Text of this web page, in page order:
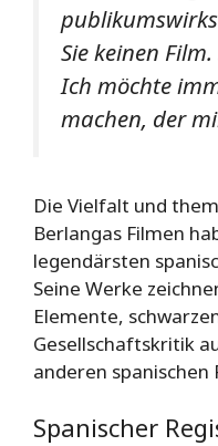
Sie keinen
Ich möchte
machen, der
Die Vielfalt und
Berlangas Filmen
legendärsten
Seine Werke
Elemente,
Gesellschaftskritik
anderen spanischen
Spanischer